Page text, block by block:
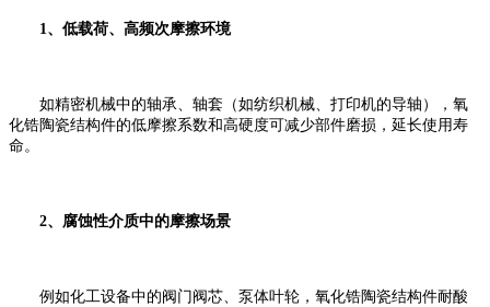
1、低载荷、高频次摩擦环境
如精密机械中的轴承、轴套（如纺织机械、打印机的导轴），氧
化锆陶瓷结构件的低摩擦系数和高硬度可减少部件磨损，延长使用寿
命。
2、腐蚀性介质中的摩擦场景
例如化工设备中的阀门阀芯、泵体叶轮，氧化锆陶瓷结构件耐酸